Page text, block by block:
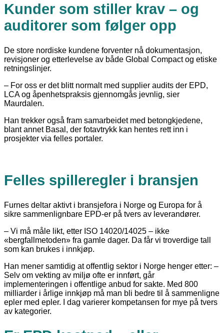
Kunder som stiller krav – og
auditorer som følger opp
De store nordiske kundene forventer nå dokumentasjon,
revisjoner og etterlevelse av både Global Compact og etiske
retningslinjer.
– For oss er det blitt normalt med supplier audits der EPD,
LCA og åpenhetspraksis gjennomgås jevnlig, sier
Maurdalen.
Han trekker også fram samarbeidet med betongkjedene,
blant annet Basal, der fotavtrykk kan hentes rett inn i
prosjekter via felles portaler.
Felles spilleregler i bransjen
Furnes deltar aktivt i bransjefora i Norge og Europa for å
sikre sammenlignbare EPD-er på tvers av leverandører.
– Vi må måle likt, etter ISO 14020/14025 – ikke
«bergfallmetoden» fra gamle dager. Da får vi troverdige tall
som kan brukes i innkjøp.
Han mener samtidig at offentlig sektor i Norge henger etter: –
Selv om vekting av miljø ofte er innført, går
implementeringen i offentlige anbud for sakte. Med 800
milliarder i årlige innkjøp må man bli bedre til å sammenligne
epler med epler. I dag varierer kompetansen for mye på tvers
av kategorier.